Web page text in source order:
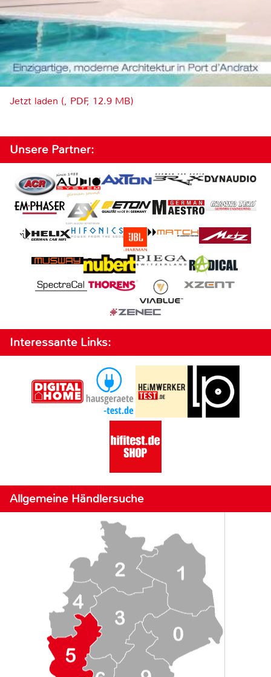
Jetzt laden (, PDF, 12.9 MB)
Unsere Partner:
Interessante Links:
Allgemeine Händlersuche